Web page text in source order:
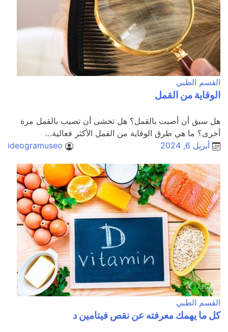
القسم الطبي
الوقاية من القمل
هل سبق أن أصبت بالقمل؟ هل تخشى أن تصيب بالقمل مرة
أخرى؟ ما هي طرق الوقاية من القمل الأكثر فعالية…
أبريل 6, 2024
ideogramuseo
القسم الطبي
كل ما يهمك معرفته عن نقص فيتامين د